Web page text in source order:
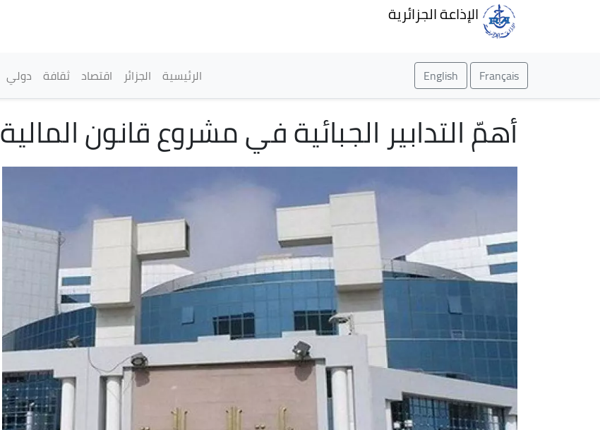
الإذاعة الجزائرية
Français
English القائمة الرئيسية
الرئيسية الجزائر اقتصاد ثقافة دولي
أهمّ التدابير الجبائية في مشروع قانون المالية 2024